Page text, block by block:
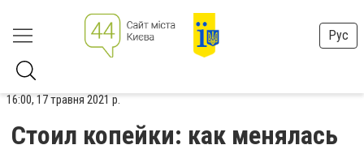
Рус
16:00, 17 травня 2021 р.
Стоил копейки: как менялась